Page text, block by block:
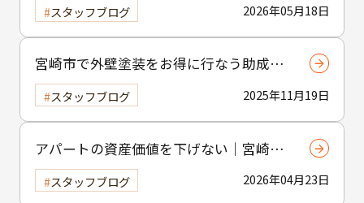
歓迎！
2026年05月18日
スタッフブログ
宮崎市で外壁塗装をお得に行なう助成金
制度の活用方法
2025年11月19日
スタッフブログ
アパートの資産価値を下げない｜宮崎市
の賃貸物件塗装のポイント
2026年04月23日
スタッフブログ